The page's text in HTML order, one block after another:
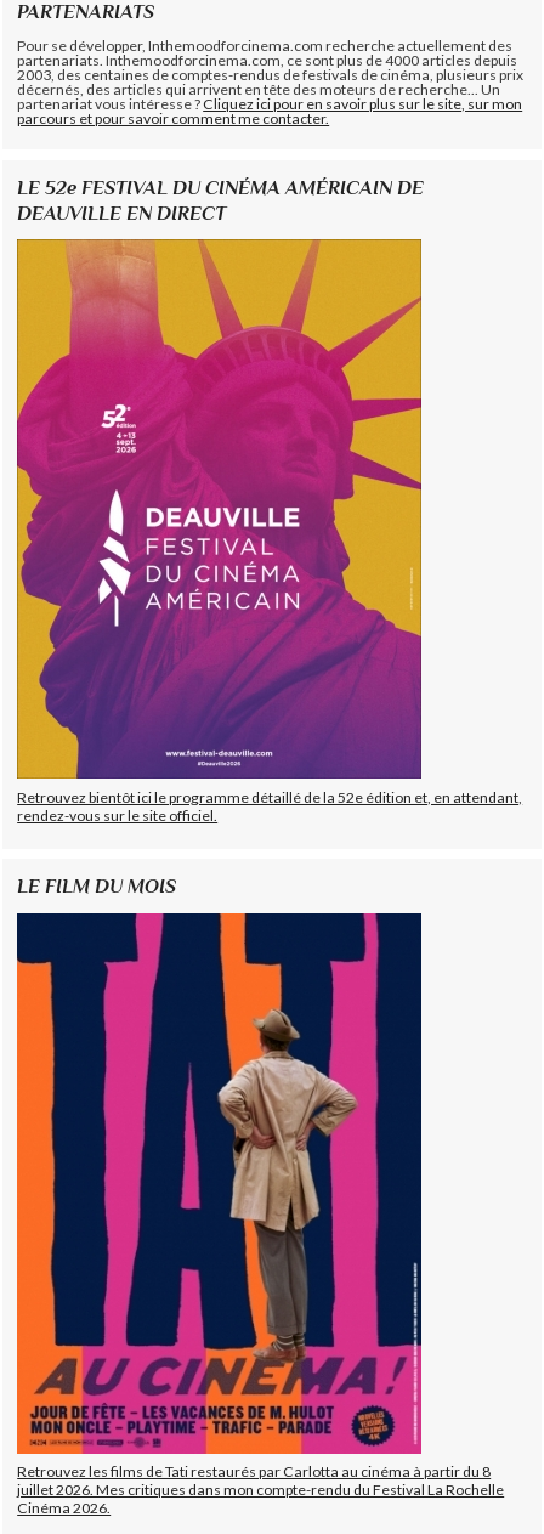
PARTENARIATS
Pour se développer, Inthemoodforcinema.com recherche actuellement des
partenariats. Inthemoodforcinema.com, ce sont plus de 4000 articles depuis
2003, des centaines de comptes-rendus de festivals de cinéma, plusieurs prix
décernés, des articles qui arrivent en tête des moteurs de recherche... Un
partenariat vous intéresse ?Cliquez ici pour en savoir plus sur le site, sur mon
parcours et pour savoir comment me contacter.
LE 52e FESTIVAL DU CINÉMA AMÉRICAIN DE
DEAUVILLE EN DIRECT
Retrouvez bientôt ici le programme détaillé de la 52e édition et, en attendant,
rendez-vous sur le site officiel.
LE FILM DU MOIS
Retrouvez les films de Tati restaurés par Carlotta au cinéma à partir du 8
juillet 2026. Mes critiques dans mon compte-rendu du Festival La Rochelle
Cinéma 2026.